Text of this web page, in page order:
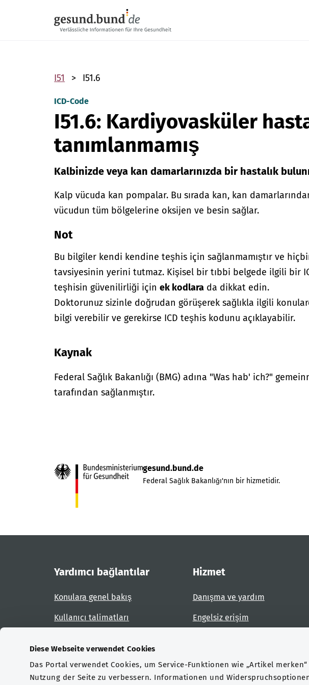
Diese Webseite verwendet Cookies
Das Portal verwendet Cookies, um Service-Funktionen wie „Artikel
Nutzung der Seite zu verbessern. Informationen und
I51 I51.6
ICD-Code
I51.6: Kardiyovasküler
tanımlanmamış
Kalbinizde veya kan damarlarınızda bir hastalık
Kalp vücuda kan pompalar. Bu sırada kan, kan
vücudun tüm bölgelerine oksijen ve besin sağlar.
Not
Bu bilgiler kendi kendine teşhis için sağlanmamıştır ve
tavsiyesinin yerini tutmaz. Kişisel bir tıbbi belgede ilgili bir
teşhisin güvenilirliği içinek kodlara da dikkat edin.
Doktorunuz sizinle doğrudan görüşerek sağlıkla ilgili
bilgi verebilir ve gerekirse ICD teşhis kodunu açıklayabilir.
Kaynak
Federal Sağlık Bakanlığı (BMG) adına "Was hab' ich?"
tarafından sağlanmıştır.
gesund.bund.de
Federal Sağlık Bakanlığı'nın bir hizmetidir.
Yardımcı bağlantılar
Konulara genel bakış
Kullanıcı talimatları
Hizmet
Danışma ve yardım
Engelsiz erişim
Sertifikasyonlar